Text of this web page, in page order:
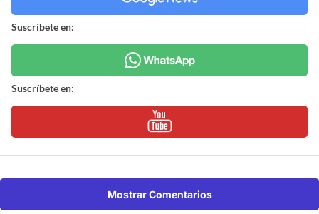
Suscríbete en:
Suscríbete en:
Mostrar Comentarios